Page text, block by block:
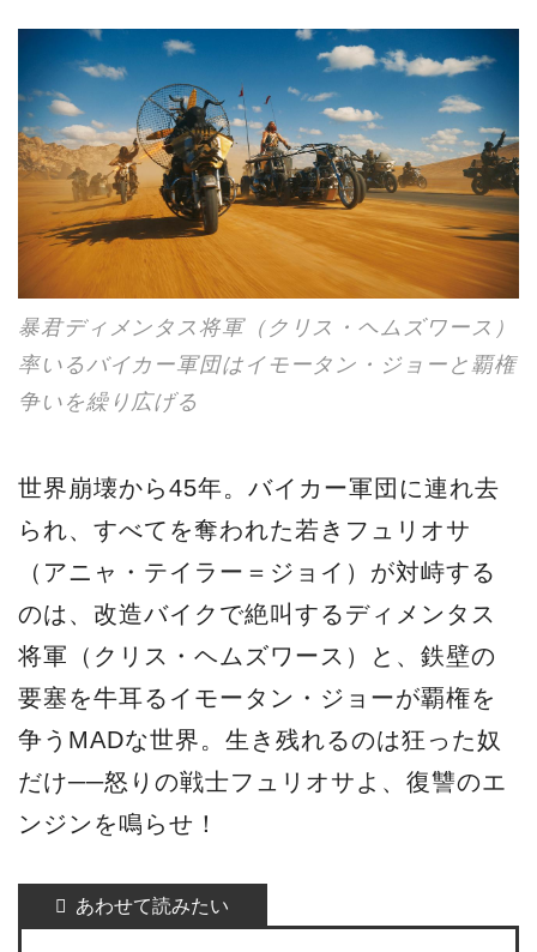
暴君ディメンタス将軍（クリス・ヘムズワース）
率いるバイカー軍団はイモータン・ジョーと覇権
争いを繰り広げる
世界崩壊から45年。バイカー軍団に連れ去
られ、すべてを奪われた若きフュリオサ
（アニャ・テイラー＝ジョイ）が対峙する
のは、改造バイクで絶叫するディメンタス
将軍（クリス・ヘムズワース）と、鉄壁の
要塞を牛耳るイモータン・ジョーが覇権を
争うMADな世界。生き残れるのは狂った奴
だけ──怒りの戦士フュリオサよ、復讐のエ
ンジンを鳴らせ！